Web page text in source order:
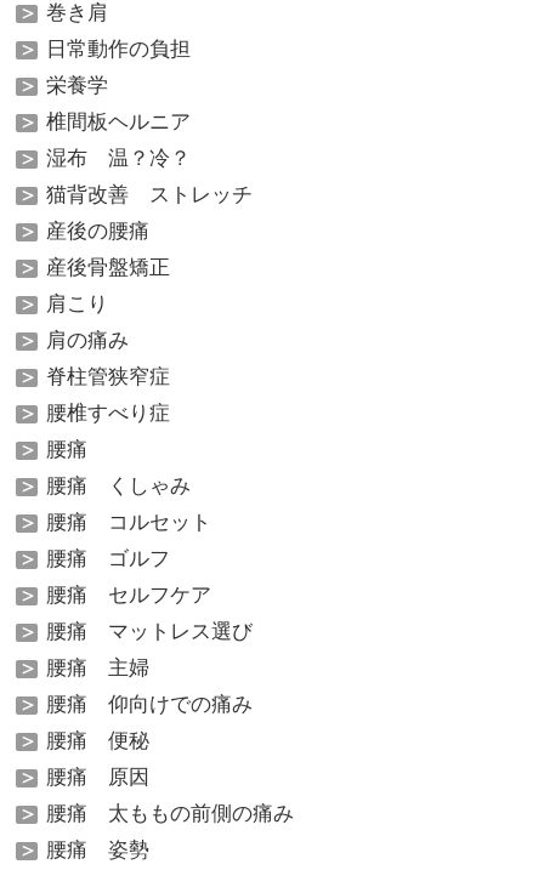
巻き肩
日常動作の負担
栄養学
椎間板ヘルニア
湿布 温？冷？
猫背改善 ストレッチ
産後の腰痛
産後骨盤矯正
肩こり
肩の痛み
脊柱管狭窄症
腰椎すべり症
腰痛
腰痛 くしゃみ
腰痛 コルセット
腰痛 ゴルフ
腰痛 セルフケア
腰痛 マットレス選び
腰痛 主婦
腰痛 仰向けでの痛み
腰痛 便秘
腰痛 原因
腰痛 太ももの前側の痛み
腰痛 姿勢